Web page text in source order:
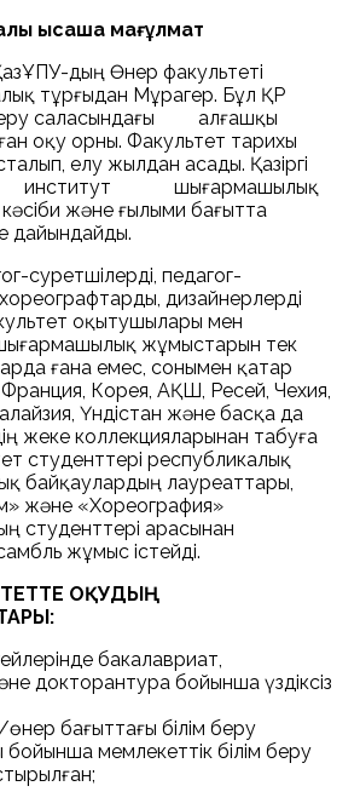
қысқаша мағұлмат
дың Өнер факультеті
тұрғыдан Мұрагер. Бұл ҚР
беру саласындағы алғашқы
оқу орны. Факультет тарихы
елу жылдан асады. Қазіргі
шығармашылық
және ғылыми бағытта
дайындайды.
суретшілерді, педагог-
дизайнерлерді
оқытушылары мен
жұмыстарын тек
ғана емес, сонымен қатар
Корея, АҚШ, Ресей, Чехия,
Үндістан және басқа да
жеке коллекцияларынан табуға
студенттері республикалық
байқаулардың лауреаттары,
және «Хореография»
студенттері арасынан
жұмыс істейді.
ОҚУДЫҢ
бакалавриат,
докторантура бойынша үздіксіз
бағыттағы білім беру
мемлекеттік білім беру